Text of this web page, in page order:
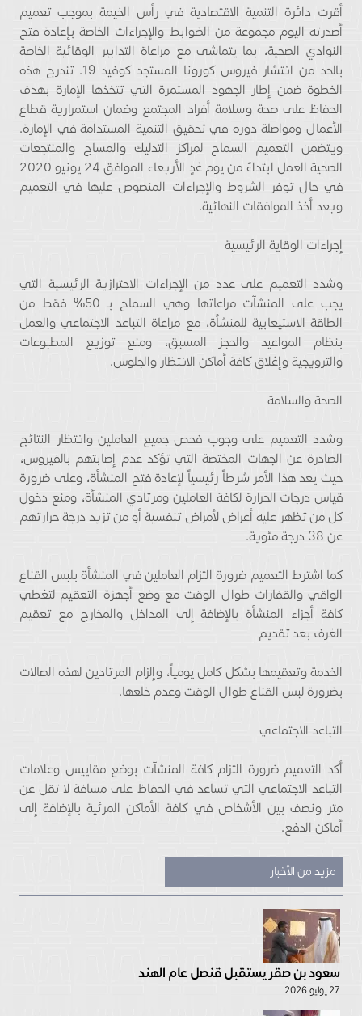
أقرت دائرة التنمية الاقتصادية في رأس الخيمة بموجب تعميم
أصدرته اليوم مجموعة من الضوابط والإجراءات الخاصة بإعادة فتح
النوادي الصحية، بما يتماشى مع مراعاة التدابير الوقائية الخاصة
بالحد من انتشار فيروس كورونا المستجد كوفيد 19. تندرج هذه
الخطوة ضمن إطار الجهود المستمرة التي تتخذها الإمارة بهدف
الحفاظ على صحة وسلامة أفراد المجتمع وضمان استمرارية قطاع
الأعمال ومواصلة دوره في تحقيق التنمية المستدامة في الإمارة.
ويتضمن التعميم السماح لمراكز التدليك والمساج والمنتجعات
الصحية العمل ابتداءً من يوم غدٍ الأربعاء الموافق 24 يونيو 2020
في حال توفر الشروط والإجراءات المنصوص عليها في التعميم
وبعد أخذ الموافقات النهائية.
إجراءات الوقاية الرئيسية
وشدد التعميم على عدد من الإجراءات الاحترازية الرئيسية التي
يجب على المنشآت مراعاتها وهي السماح بـ 50% فقط من
الطاقة الاستيعابية للمنشأة، مع مراعاة التباعد الاجتماعي والعمل
بنظام المواعيد والحجز المسبق، ومنع توزيع المطبوعات
والترويجية وإغلاق كافة أماكن الانتظار والجلوس.
الصحة والسلامة
وشدد التعميم على وجوب فحص جميع العاملين وانتظار النتائج
الصادرة عن الجهات المختصة التي تؤكد عدم إصابتهم بالفيروس،
حيث يعد هذا الأمر شرطاً رئيسياً لإعادة فتح المنشأة، وعلى ضرورة
قياس درجات الحرارة لكافة العاملين ومرتادي المنشأة، ومنع دخول
كل من تظهر عليه أعراض لأمراض تنفسية أو من تزيد درجة حرارتهم
عن 38 درجة مئوية.
كما اشترط التعميم ضرورة التزام العاملين في المنشأة بلبس القناع
الواقي والقفازات طوال الوقت مع وضع أجهزة التعقيم لتغطي
كافة أجزاء المنشأة بالإضافة إلى المداخل والمخارج مع تعقيم
الغرف بعد تقديم
الخدمة وتعقيمها بشكل كامل يومياً، وإلزام المرتادين لهذه الصالات
بضرورة لبس القناع طوال الوقت وعدم خلعها.
التباعد الاجتماعي
أكد التعميم ضرورة التزام كافة المنشآت بوضع مقاييس وعلامات
التباعد الاجتماعي التي تساعد في الحفاظ على مسافة لا تقل عن
متر ونصف بين الأشخاص في كافة الأماكن المرئية بالإضافة إلى
أماكن الدفع.
مزيد من الأخبار
سعود بن صقر يستقبل قنصل عام الهند
27 يوليو 2026